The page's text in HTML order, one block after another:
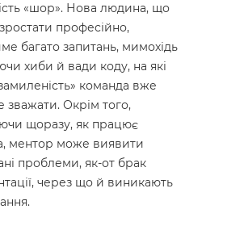
«шор». Нова людина, що
професійно,
багато запитань, мимохідь
хиби й вади коду, на які
команда вже
зважати. Окрім того,
щоразу, як працює
ментор може виявити
проблеми, як-от брак
через що й виникають